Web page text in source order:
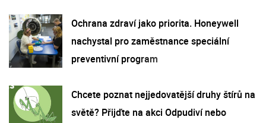
Ochrana zdraví jako priorita. Honeywell
nachystal pro zaměstnance speciální
preventivní program
Chcete poznat nejjedovatější druhy štírů na
světě? Přijďte na akci Odpudiví nebo